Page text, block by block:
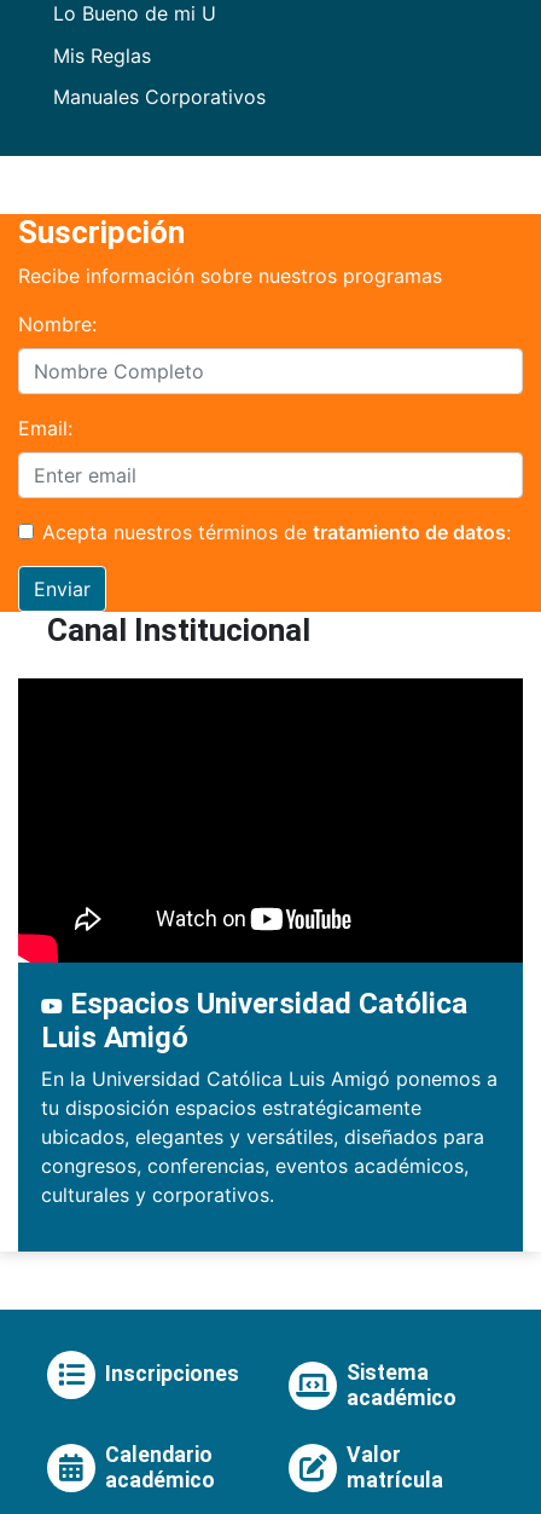
Lo Bueno de mi U
Mis Reglas
Manuales Corporativos
Suscripción
Recibe información sobre nuestros programas
Nombre:
Email:
Acepta nuestros términos de tratamiento de datos:
Enviar
Canal Institucional
Espacios Universidad Católica
Luis Amigó
En la Universidad Católica Luis Amigó ponemos a
tu disposición espacios estratégicamente
ubicados, elegantes y versátiles, diseñados para
congresos, conferencias, eventos académicos,
culturales y corporativos.
Inscripciones
Sistema
académico
Calendario
académico
Valor
matrícula